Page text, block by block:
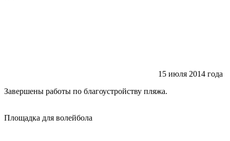
15 июля 2014 года
Завершены работы по благоустройству пляжа.
Площадка для волейбола